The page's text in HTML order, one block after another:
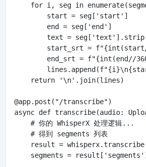
for i, seg in
        start = seg['start']
        end = seg['end']
text =
start_srt =
end_srt = f"{int(end//
    return '\n'.join(lines)
@app.post("/transcribe")
async def transcribe(audio:
    # 你的 WhisperX 处理逻辑...
    # 得到 segments 列表
result =
    segments = result['segments']